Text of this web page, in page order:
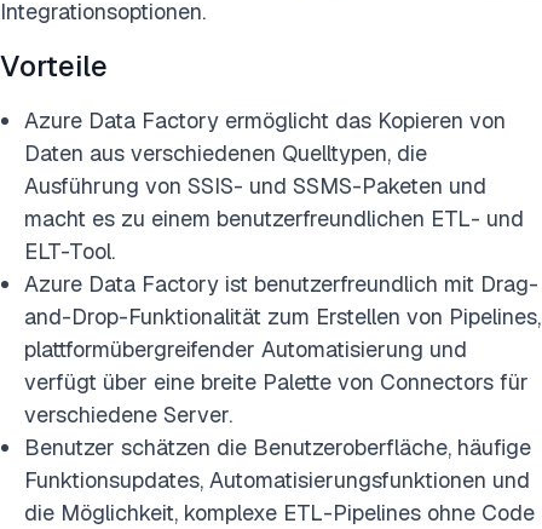
Integrationsoptionen.
Vorteile
Azure Data Factory ermöglicht das Kopieren von
Daten aus verschiedenen Quelltypen, die
Ausführung von SSIS- und SSMS-Paketen und
macht es zu einem benutzerfreundlichen ETL- und
ELT-Tool.
Azure Data Factory ist benutzerfreundlich mit Drag-
and-Drop-Funktionalität zum Erstellen von Pipelines,
plattformübergreifender Automatisierung und
verfügt über eine breite Palette von Connectors für
verschiedene Server.
Benutzer schätzen die Benutzeroberfläche, häufige
Funktionsupdates, Automatisierungsfunktionen und
die Möglichkeit, komplexe ETL-Pipelines ohne Code